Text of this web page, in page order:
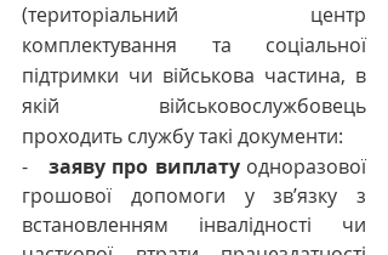
(територіальний центр
комплектування та соціальної
підтримки чи військова частина, в
якій військовослужбовець
проходить службу такі документи:
- заяву про виплату одноразової
грошової допомоги у зв’язку з
встановленням інвалідності чи